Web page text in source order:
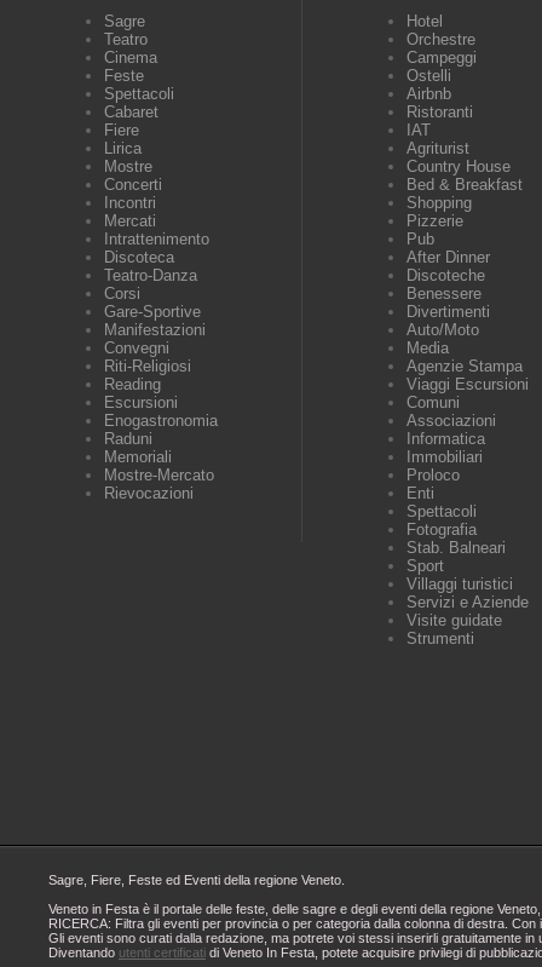
Sagre
Teatro
Cinema
Feste
Spettacoli
Cabaret
Fiere
Lirica
Mostre
Concerti
Incontri
Mercati
Intrattenimento
Discoteca
Teatro-Danza
Corsi
Gare-Sportive
Manifestazioni
Convegni
Riti-Religiosi
Reading
Escursioni
Enogastronomia
Raduni
Memoriali
Mostre-Mercato
Rievocazioni
Hotel
Orchestre
Campeggi
Ostelli
Airbnb
Ristoranti
IAT
Agriturist
Country House
Bed & Breakfast
Shopping
Pizzerie
Pub
After Dinner
Discoteche
Benessere
Divertimenti
Auto/Moto
Media
Agenzie Stampa
Viaggi Escursioni
Comuni
Associazioni
Informatica
Immobiliari
Proloco
Enti
Spettacoli
Fotografia
Stab. Balneari
Sport
Villaggi turistici
Servizi e Aziende
Visite guidate
Strumenti
Sagre, Fiere, Feste ed Eventi della regione Veneto.
Veneto in Festa è il portale delle feste, delle sagre e degli eventi della regione
RICERCA: Filtra gli eventi per provincia o per categoria dalla colonna di destra.
Gli eventi sono curati dalla redazione, ma potrete voi stessi inserirli gratuitamente
Diventando utenti certificati di Veneto In Festa, potete acquisire privilegi di